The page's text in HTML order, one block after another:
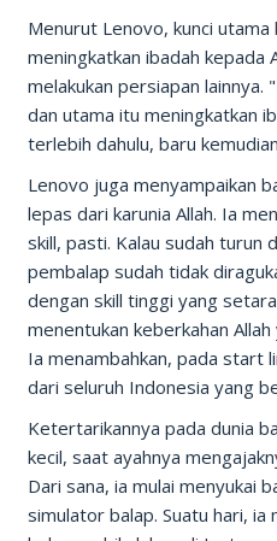
Menurut Lenovo, kunci utama
meningkatkan ibadah kepada
melakukan persiapan
dan utama itu meningkatkan
terlebih dahulu, baru
Lenovo juga menyampaikan
lepas dari karunia Allah. Ia
skill, pasti. Kalau sudah turun
pembalap sudah tidak
dengan skill tinggi yang
menentukan keberkahan
Ia menambahkan, pada start
dari seluruh Indonesia yang
Ketertarikannya pada dunia
kecil, saat ayahnya
Dari sana, ia mulai menyukai
simulator balap. Suatu hari,